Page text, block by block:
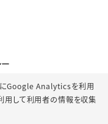
にGoogle Analyticsを利用
用して利用者の情報を収集